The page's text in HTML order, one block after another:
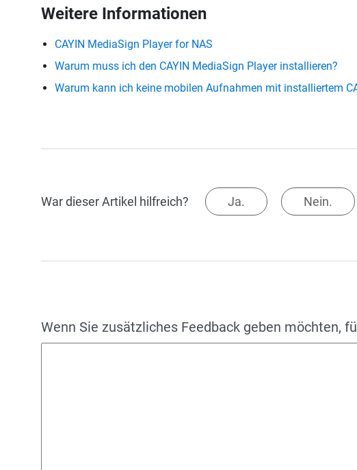
Weitere Informationen
CAYIN MediaSign Player for NAS
Warum muss ich den CAYIN MediaSign Player installieren?
Warum kann ich keine mobilen Aufnahmen mit installiertem
War dieser Artikel hilfreich? Ja. Nein.
Wenn Sie zusätzliches Feedback geben möchten,